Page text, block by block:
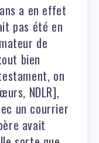
a en effet
pas été en
de
bien
on
NDLR],
un courrier
avait